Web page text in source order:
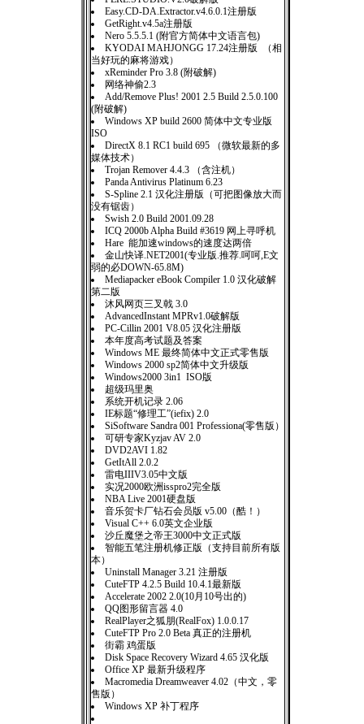
Easy.CD-DA.Extractor.v4.6.0.1注册版
GetRight.v4.5a注册版
Nero 5.5.5.1 (附官方简体中文语言包)
KYODAI MAHJONGG 17.24注册版 （相
当好玩的麻将游戏）
xReminder Pro 3.8 (附破解)
网络神偷2.3
Add/Remove Plus! 2001 2.5 Build 2.5.0.100
(附破解)
Windows XP build 2600 简体中文专业版
ISO
DirectX 8.1 RC1 build 695 （微软最新的多
媒体技术）
Trojan Remover 4.4.3 （含注机）
Panda Antivirus Platinum 6.23
S-Spline 2.1 汉化注册版（可把图像放大而
没有锯齿）
Swish 2.0 Build 2001.09.28
ICQ 2000b Alpha Build #3619 网上寻呼机
Hare 能加速windows的速度达两倍
金山快译.NET2001(专业版.推荐.呵呵,E文
弱的必DOWN-65.8M)
Mediapacker eBook Compiler 1.0 汉化破解
第二版
沐风网页三叉戟 3.0
AdvancedInstant MPRv1.0破解版
PC-Cillin 2001 V8.05 汉化注册版
本年度高考试题及答案
Windows ME 最终简体中文正式零售版
Windows 2000 sp2简体中文升级版
Windows2000 3in1 ISO版
超级玛里奥
系统开机记录 2.06
IE标题“修理工”(iefix) 2.0
SiSoftware Sandra 001 Professiona(零售版）
可研专家Kyzjav AV 2.0
DVD2AVI 1.82
GetItAll 2.0.2
雷电IIIV3.05中文版
实况2000欧洲isspro2完全版
NBA Live 2001硬盘版
音乐贺卡厂钻石会员版 v5.00（酷！）
Visual C++ 6.0英文企业版
沙丘魔堡之帝王3000中文正式版
智能五笔注册机修正版（支持目前所有版
本）
Uninstall Manager 3.21 注册版
CuteFTP 4.2.5 Build 10.4.1最新版
Accelerate 2002 2.0(10月10号出的)
QQ图形留言器 4.0
RealPlayer之狐朋(RealFox) 1.0.0.17
CuteFTP Pro 2.0 Beta 真正的注册机
街霸 鸡蛋版
Disk Space Recovery Wizard 4.65 汉化版
Office XP 最新升级程序
Macromedia Dreamweaver 4.02（中文，零
售版）
Windows XP 补丁程序